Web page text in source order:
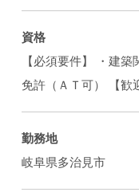
資格
【必須要件】 ・建
免許（ＡＴ可） 【歓
勤務地
岐阜県多治見市